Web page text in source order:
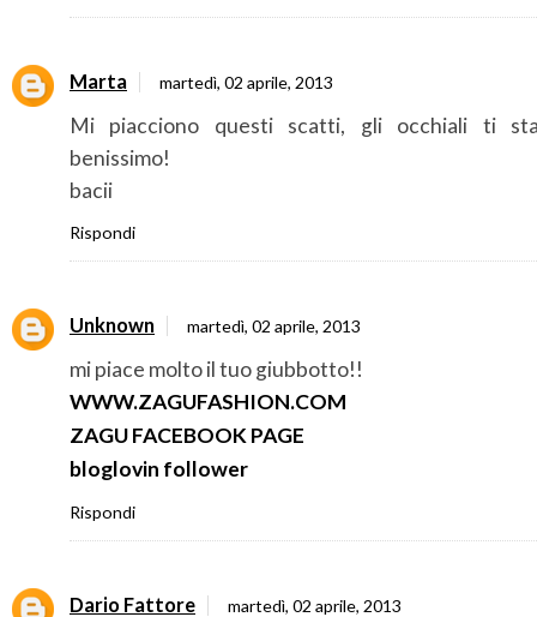
Marta martedì, 02 aprile, 2013
Mi piacciono questi scatti, gli occhiali ti
benissimo!
bacii
Rispondi
Unknown martedì, 02 aprile, 2013
mi piace molto il tuo giubbotto!!
WWW.ZAGUFASHION.COM
ZAGU FACEBOOK PAGE
bloglovin follower
Rispondi
Dario Fattore martedì, 02 aprile, 2013